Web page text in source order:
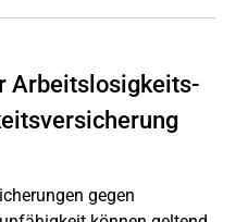
Arbeitslosigkeits-
gegen